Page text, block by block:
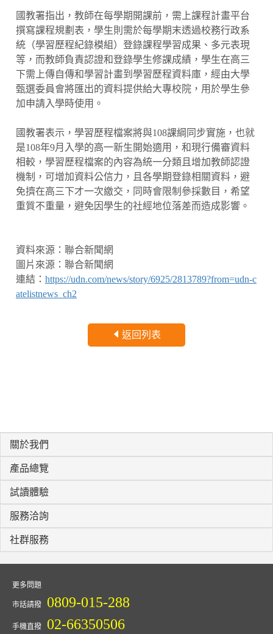
國教署指出，教師在每學期開課前，需上課程計畫平台
撰寫課程規劃表，學生則需於每學期末透過校務行政系
統（學習歷程紀錄模組）登錄課程學習成果、多元表現
等，而教師負責認證和登錄學生修課成績，學生在高三
下需上傳自傳和學習計畫到學習歷程資料庫，經由大學
甄選委員會將匯出的資料提供給大專校院，用於學生參
加申請入學時使用。
國教署表示，學習歷程檔案將與108課綱同步實施，也就
是108年9月入學的高一新生開始適用，和現行備審資料
相較，學習歷程檔案的內容為統一分類且增加教師認證
機制，可增加資料公信力，且各學期登錄相關資料，避
免擠在高三下才一次繳交，同時會限制參採數目，希望
重質不重量，避免因學生的社經地位落差而造成影響。
資料來源：聯合新聞網
圖片來源：聯合新聞網
連結： https://udn.com/news/story/6925/2813789?from=udn-c
atelistnews_ch2
返回列表
關於我們
產品總覽
試讀體驗
服務洽詢
社群服務
更多問題
市話請撥 0809-015-288
手機直撥 02-66350506